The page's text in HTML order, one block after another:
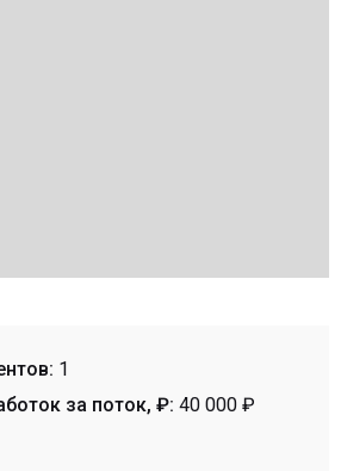
1
за поток, ₽: 40 000 ₽